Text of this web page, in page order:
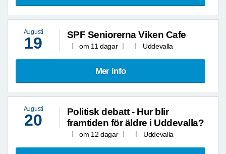
Augusti
19 SPF Seniorerna Viken Cafe
om 11 dagar Uddevalla
Mer info
Augusti
20
Politisk debatt - Hur blir
framtiden för äldre i Uddevalla?
om 12 dagar Uddevalla